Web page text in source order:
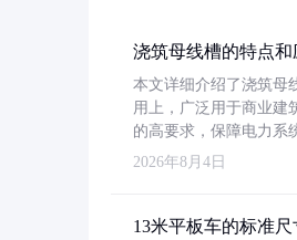
浇筑母线槽的特点和
本文详细介绍了浇筑母
用上，广泛用于商业建
的高要求，保障电力系
2026年8月4日
13米平板车的标准